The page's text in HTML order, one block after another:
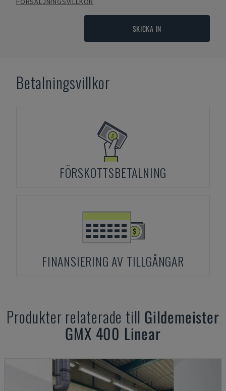
SKICKA IN
Betalningsvillkor
FÖRSKOTTSBETALNING
FINANSIERING AV TILLGÅNGAR
Produkter relaterade till Gildemeister
GMX 400 Linear